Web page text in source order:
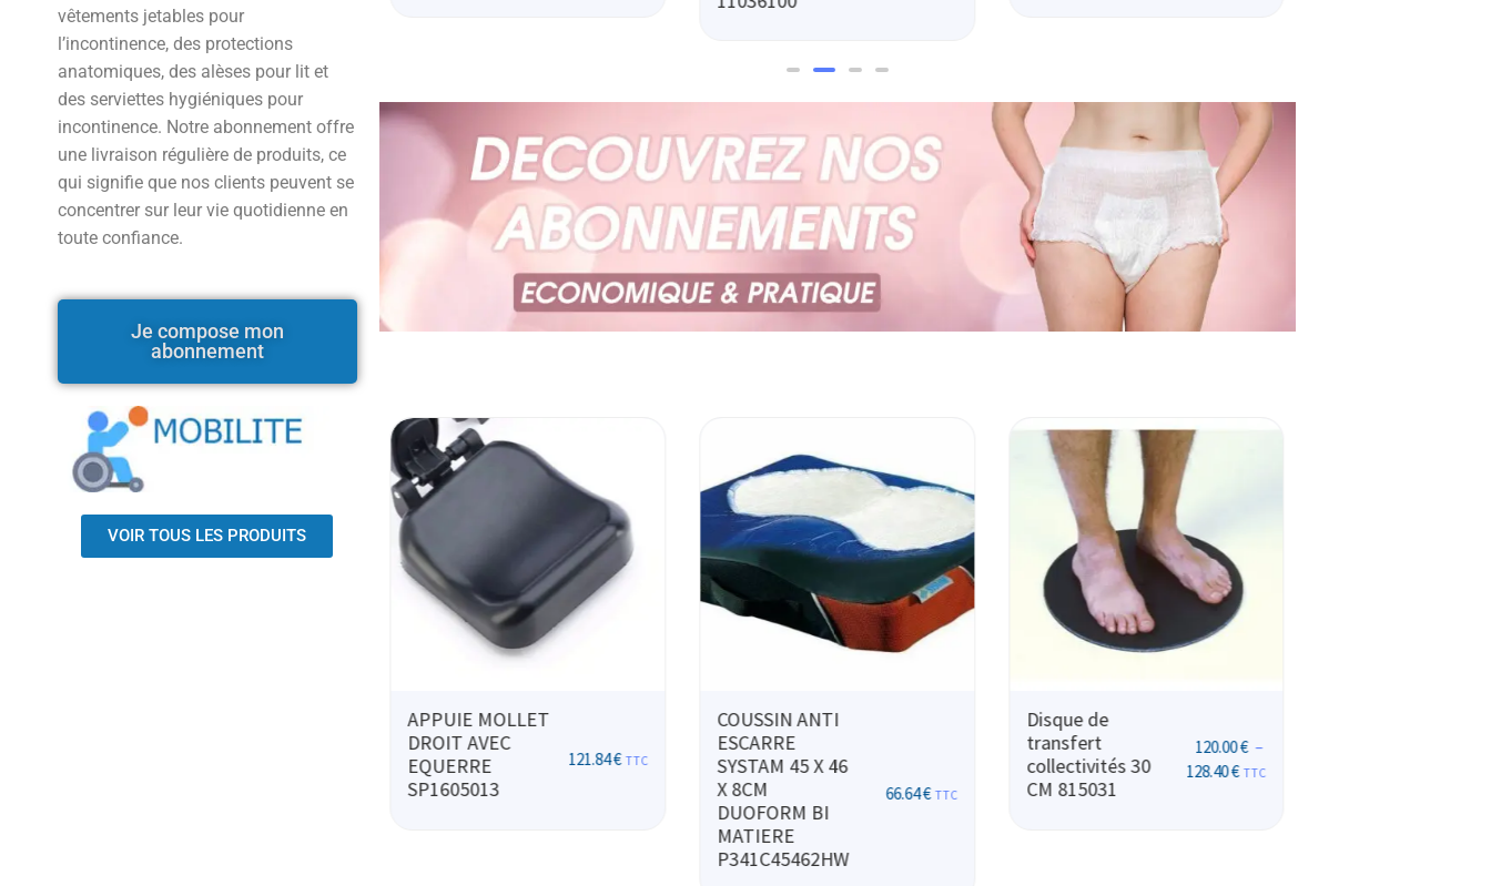
vêtements jetables pour
l’incontinence, des protections
anatomiques, des alèses pour lit et
des serviettes hygiéniques pour
incontinence. Notre abonnement offre
une livraison régulière de produits, ce
qui signifie que nos clients peuvent se
concentrer sur leur vie quotidienne en
toute confiance.
Je compose mon
abonnement
VOIR TOUS LES PRODUITS
COUSSIN ANTI
ESCARRE
SYSTAM 45 X 46
X 8CM
Disque de
transfert
collectivités 30
CM 815031
ESCARRE
VISCOFLEX+
45X42
P361CA45422HW
81.00€ TTC